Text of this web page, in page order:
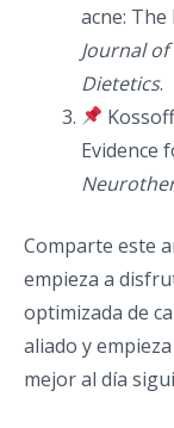
acne:
Journal
Dietetics.
Evidence
Comparte este
empieza a
optimizada de
aliado y
mejor al día